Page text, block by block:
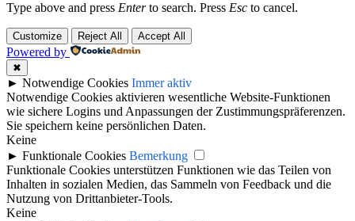
Type above and press Enterto search. Press Esc to cancel.
Customize Reject All Accept All
Powered by
✖
► Notwendige Cookies Immer aktiv
Notwendige Cookies aktivieren wesentliche Website-Funktionen
wie sichere Logins und Anpassungen der Zustimmungspräferenzen.
Sie speichern keine persönlichen Daten.
Keine
► Funktionale Cookies Bemerkung
Funktionale Cookies unterstützen Funktionen wie das Teilen von
Inhalten in sozialen Medien, das Sammeln von Feedback und die
Nutzung von Drittanbieter-Tools.
Keine